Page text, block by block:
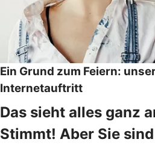
Ein Grund zum Feiern:
Internetauftritt
Das sieht alles ganz
Stimmt! Aber Sie